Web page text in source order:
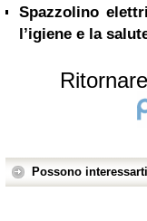
Spazzolino
l’igiene e la
Possono